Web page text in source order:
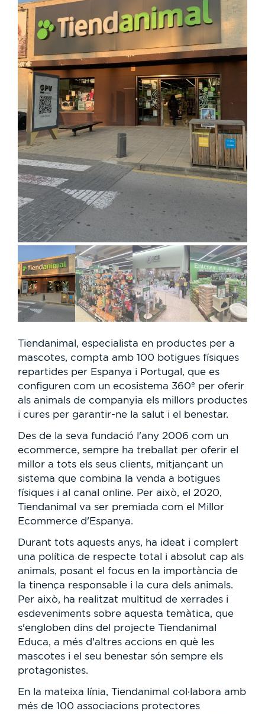
Tiendanimal, especialista en productes per a
mascotes, compta amb 100 botigues físiques
repartides per Espanya i Portugal, que es
configuren com un ecosistema 360º per oferir
als animals de companyia els millors productes
i cures per garantir-ne la salut i el benestar.
Des de la seva fundació l'any 2006 com un
ecommerce, sempre ha treballat per oferir el
millor a tots els seus clients, mitjançant un
sistema que combina la venda a botigues
físiques i al canal online. Per això, el 2020,
Tiendanimal va ser premiada com el Millor
Ecommerce d'Espanya.
Durant tots aquests anys, ha ideat i complert
una política de respecte total i absolut cap als
animals, posant el focus en la importància de
la tinença responsable i la cura dels animals.
Per això, ha realitzat multitud de xerrades i
esdeveniments sobre aquesta temàtica, que
s'engloben dins del projecte Tiendanimal
Educa, a més d'altres accions en què les
mascotes i el seu benestar són sempre els
protagonistes.
En la mateixa línia, Tiendanimal col·labora amb
més de 100 associacions protectores